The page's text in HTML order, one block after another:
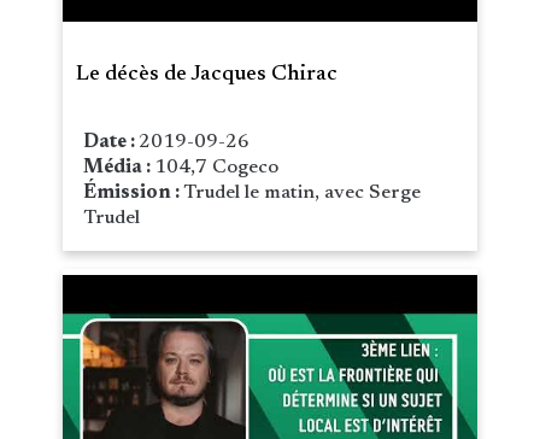
Le décès de Jacques Chirac
Date : 2019-09-26
Média : 104,7 Cogeco
Émission :Trudel le matin, avec Serge
Trudel